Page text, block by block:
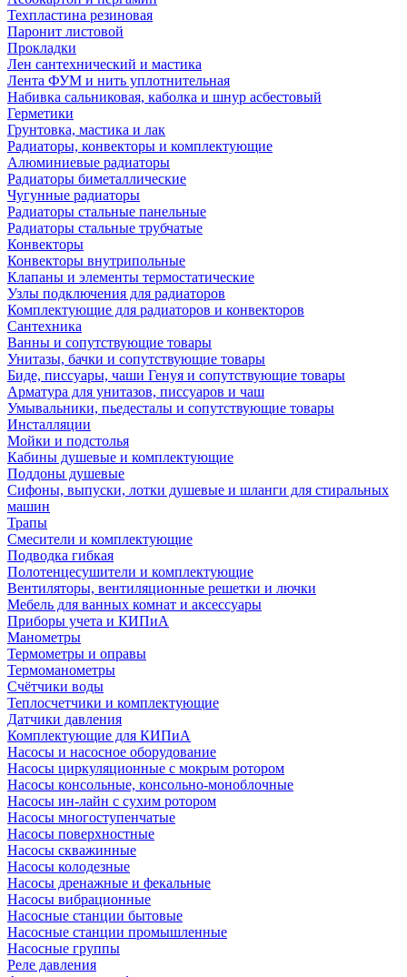
Техпластина резиновая
Паронит листовой
Прокладки
Лен сантехнический и мастика
Лента ФУМ и нить уплотнительная
Набивка сальниковая, каболка и шнур асбестовый
Герметики
Грунтовка, мастика и лак
Радиаторы, конвекторы и комплектующие
Алюминиевые радиаторы
Радиаторы биметаллические
Чугунные радиаторы
Радиаторы стальные панельные
Радиаторы стальные трубчатые
Конвекторы
Конвекторы внутрипольные
Клапаны и элементы термостатические
Узлы подключения для радиаторов
Комплектующие для радиаторов и конвекторов
Сантехника
Ванны и сопутствующие товары
Унитазы, бачки и сопутствующие товары
Биде, писсуары, чаши Генуя и сопутствующие товары
Арматура для унитазов, писсуаров и чаш
Умывальники, пьедесталы и сопутствующие товары
Инсталляции
Мойки и подстолья
Кабины душевые и комплектующие
Поддоны душевые
Сифоны, выпуски, лотки душевые и шланги для стиральных
машин
Трапы
Смесители и комплектующие
Подводка гибкая
Полотенцесушители и комплектующие
Вентиляторы, вентиляционные решетки и лючки
Мебель для ванных комнат и аксессуары
Приборы учета и КИПиА
Манометры
Термометры и оправы
Термоманометры
Счётчики воды
Теплосчетчики и комплектующие
Датчики давления
Комплектующие для КИПиА
Насосы и насосное оборудование
Насосы циркуляционные с мокрым ротором
Насосы консольные, консольно-моноблочные
Насосы ин-лайн с сухим ротором
Насосы многоступенчатые
Насосы поверхностные
Насосы скважинные
Насосы колодезные
Насосы дренажные и фекальные
Насосы вибрационные
Насосные станции бытовые
Насосные станции промышленные
Насосные группы
Реле давления